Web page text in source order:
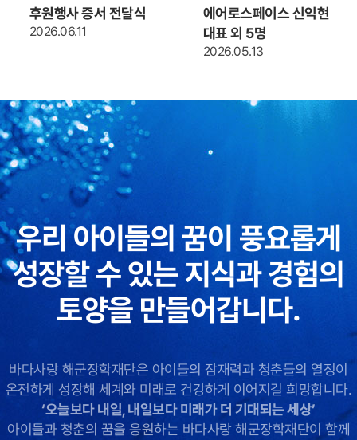
에어로스페이스 신익현
대표 외 5명
전달식
2026.06.23
우리 아이들의 꿈이 풍요롭게
성장할 수 있는 지식과 경험의
토양을 만들어갑니다.
바다사랑 해군장학재단은 아이들의 잠재력과 청춘들의 열정이
온전하게 성장해 세계와 미래로 건강하게 이어지길 희망합니다.
‘오늘보다 내일, 내일보다 미래가 더 기대되는 세상’
아이들과 청춘의 꿈을 응원하는 바다사랑 해군장학재단이 함께